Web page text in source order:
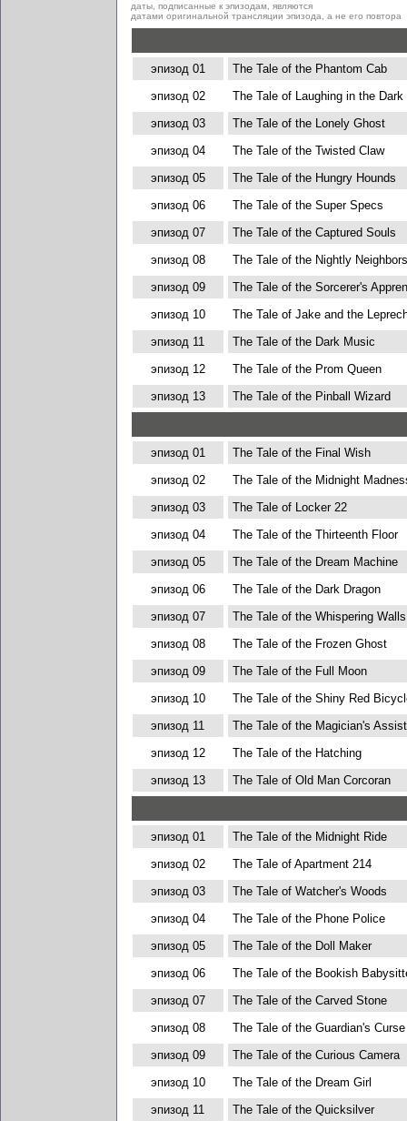
даты, подписанные к эпизодам, являются
датами оригинальной трансляции эпизода, а не его повтора
эпизод 01
The Tale of the Phantom Cab
эпизод 02
The Tale of Laughing in the Dark
эпизод 03
The Tale of the Lonely Ghost
эпизод 04
The Tale of the Twisted Claw
эпизод 05
The Tale of the Hungry Hounds
эпизод 06
The Tale of the Super Specs
эпизод 07
The Tale of the Captured Souls
эпизод 08
The Tale of the Nightly Neighbors
эпизод 09
The Tale of the Sorcerer's
эпизод 10
The Tale of Jake and the
эпизод 11
The Tale of the Dark Music
эпизод 12
The Tale of the Prom Queen
эпизод 13
The Tale of the Pinball Wizard
эпизод 01
The Tale of the Final Wish
эпизод 02
The Tale of the Midnight
эпизод 03
The Tale of Locker 22
эпизод 04
The Tale of the Thirteenth Floor
эпизод 05
The Tale of the Dream Machine
эпизод 06
The Tale of the Dark Dragon
эпизод 07
The Tale of the Whispering Walls
эпизод 08
The Tale of the Frozen Ghost
эпизод 09
The Tale of the Full Moon
эпизод 10
The Tale of the Shiny Red
эпизод 11
The Tale of the Magician's
эпизод 12
The Tale of the Hatching
эпизод 13
The Tale of Old Man Corcoran
эпизод 01
The Tale of the Midnight Ride
эпизод 02
The Tale of Apartment 214
эпизод 03
The Tale of Watcher's Woods
эпизод 04
The Tale of the Phone Police
эпизод 05
The Tale of the Doll Maker
эпизод 06
The Tale of the Bookish
эпизод 07
The Tale of the Carved Stone
эпизод 08
The Tale of the Guardian's Curse
эпизод 09
The Tale of the Curious Camera
эпизод 10
The Tale of the Dream Girl
эпизод 11
The Tale of the Quicksilver